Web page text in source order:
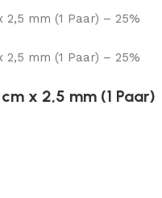
x 2,5 mm (1 Paar)